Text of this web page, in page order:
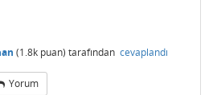
(1.8k puan) tarafından cevaplandı
Yorum